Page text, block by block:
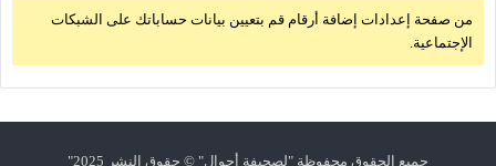
من صفحة إعدادات إضافة أرقام قم بتعيين بيانات حساباتك على الشبكات
الإجتماعية.
جميع الحقوق محفوظة "لصحيفة أحوال" © حقوق النشر 2025"